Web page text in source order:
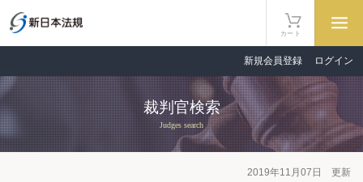
カート
新規会員登録 ログイン
裁判官検索
Judges search
2019年11月07日 更新